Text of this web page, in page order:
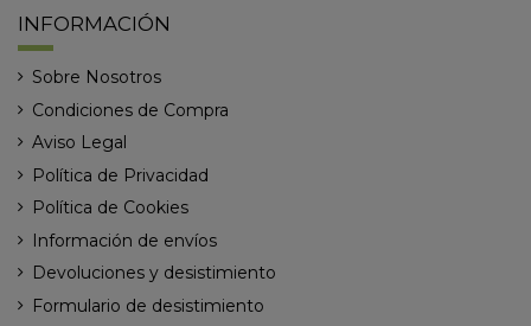
INFORMACIÓN
Sobre Nosotros
Condiciones de Compra
Aviso Legal
Política de Privacidad
Política de Cookies
Información de envíos
Devoluciones y desistimiento
Formulario de desistimiento